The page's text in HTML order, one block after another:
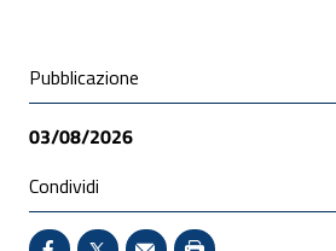
Condivisione social
Pubblicazione
03/08/2026
Condividi